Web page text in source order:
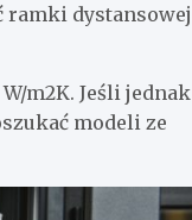
ramki dystansowej
m2K. Jeśli jednak
modeli ze